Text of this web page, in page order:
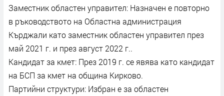
Заместник областен управител: Назначен е повторно
в ръководството на Областна администрация
Кърджали като заместник областен управител през
май 2021 г. и през август 2022 г..
Кандидат за кмет: През 2019 г. се явява като кандидат
на БСП за кмет на община Кирково.
Партийни структури: Избран е за областен